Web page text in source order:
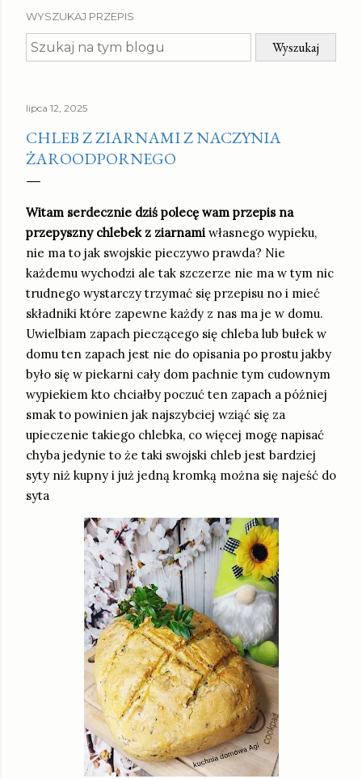
WYSZUKAJ PRZEPIS
lipca 12, 2025
CHLEB Z ZIARNAMI Z NACZYNIA
ŻAROODPORNEGO
Witam serdecznie dziś polecę wam przepis na
przepyszny chlebek z ziarnami własnego wypieku,
nie ma to jak swojskie pieczywo prawda? Nie
każdemu wychodzi ale tak szczerze nie ma w tym nic
trudnego wystarczy trzymać się przepisu no i mieć
składniki które zapewne każdy z nas ma je w domu.
Uwielbiam zapach pieczącego się chleba lub bułek w
domu ten zapach jest nie do opisania po prostu jakby
było się w piekarni cały dom pachnie tym cudownym
wypiekiem kto chciałby poczuć ten zapach a później
smak to powinien jak najszybciej wziąć się za
upieczenie takiego chlebka, co więcej mogę napisać
chyba jedynie to że taki swojski chleb jest bardziej
syty niż kupny i już jedną kromką można się najeść do
syta